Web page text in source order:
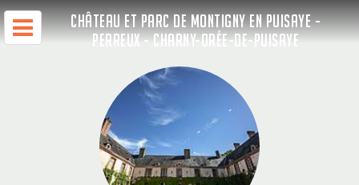
CHÂTEAU ET PARC DE MONTIGNY EN PUISAYE -
PERREUX - CHARNY-ORÉE-DE-PUISAYE